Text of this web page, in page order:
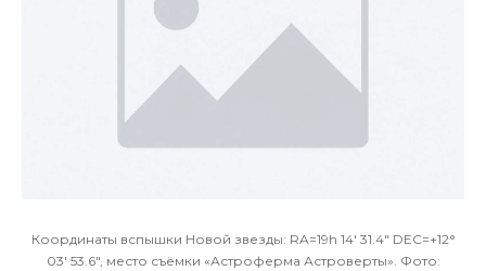
Координаты вспышки Новой звезды: RA=19h 14′ 31.4″ DEC=+12°
03′ 53.6″, место съёмки «Астроферма Астроверты». Фото: